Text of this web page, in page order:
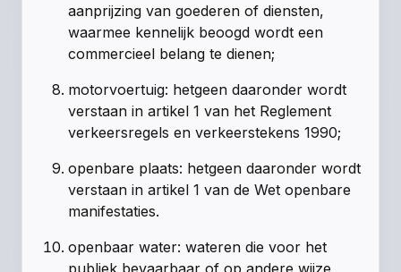
aanprijzing van goederen of diensten,
waarmee kennelijk beoogd wordt een
commercieel belang te dienen;
motorvoertuig: hetgeen daaronder wordt
verstaan in artikel 1 van het Reglement
verkeersregels en verkeerstekens 1990;
openbare plaats: hetgeen daaronder wordt
verstaan in artikel 1 van de Wet openbare
manifestaties.
openbaar water: wateren die voor het